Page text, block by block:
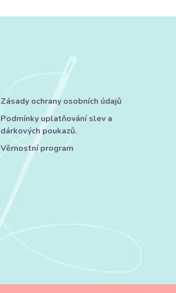
Zásady ochrany osobních údajů
Podmínky uplatňování slev a
dárkových poukazů.
Věrnostní program